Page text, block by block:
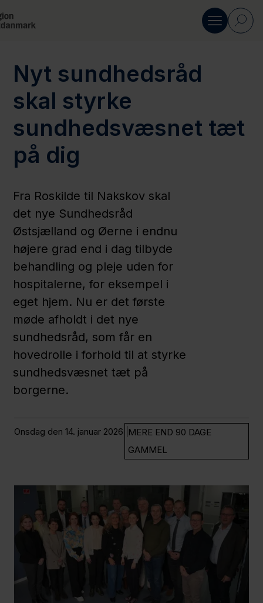
Om Region
Østdanmark
Politik
Presse
Region
Sjælland
Region
Hovedstaden
Nyheder
Nyt sundhedsråd
skal styrke
sundhedsvæsnet tæt
på dig
Fra Roskilde til Nakskov skal
det nye Sundhedsråd
Østsjælland og Øerne i endnu
højere grad end i dag tilbyde
behandling og pleje uden for
hospitalerne, for eksempel i
eget hjem. Nu er det første
møde afholdt i det nye
sundhedsråd, som får en
hovedrolle i forhold til at styrke
sundhedsvæsnet tæt på
borgerne.
MERE END 90 DAGE
GAMMEL
onsdag den 14. januar 2026